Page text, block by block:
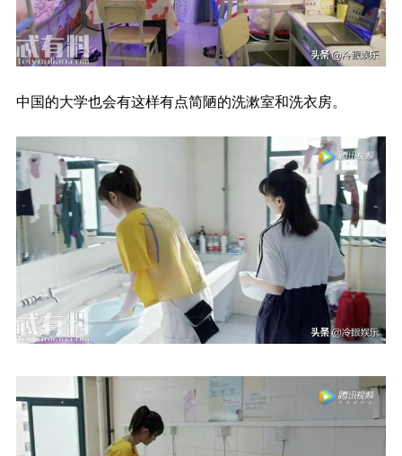
中国的大学也会有这样有点简陋的洗漱室和洗衣房。